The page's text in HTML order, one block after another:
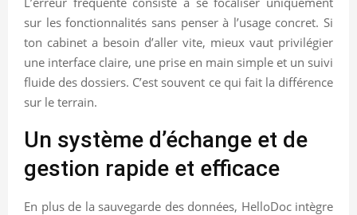
sur les fonctionnalités sans penser à l’usage concret. Si
ton cabinet a besoin d’aller vite, mieux vaut privilégier
une interface claire, une prise en main simple et un suivi
fluide des dossiers. C’est souvent ce qui fait la différence
sur le terrain.
Un système d’échange et de
gestion rapide et efficace
En plus de la sauvegarde des données, HelloDoc intègre